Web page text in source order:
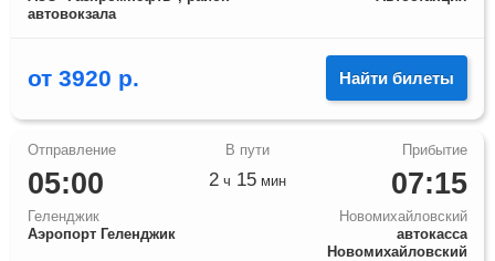
автовокзала
от 3920 р. Найти билеты
05:00
Геленджик
Аэропорт Геленджик
07:15
Новомихайловский
автокасса
Новомихайловский
2 ч 15 мин